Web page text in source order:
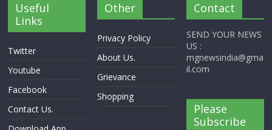
Useful
Links
Twitter
Youtube
Facebook
Contact Us.
Other
Privacy Policy
About Us.
Grievance
Shopping
Contact
SEND YOUR NEWS
US :
mgnewsindia@gma
il.com
Please
Subscribe